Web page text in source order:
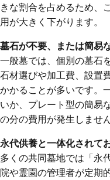
きな割合を占めるため、
用が大きく下がります。
墓石が不要、または簡易
一般墓では、個別の墓石
石材選びや加工費、設置
かかることが多いです。
いか、プレート型の簡易
の分の費用が発生しません
永代供養と一体化されて
多くの共同墓地では「永
院や霊園の管理者が定期